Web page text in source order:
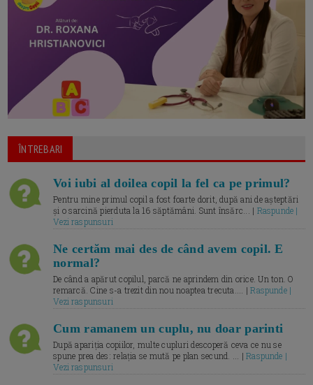
ÎNTREBARI
Voi iubi al doilea copil la fel ca pe primul?
Pentru mine primul copil a fost foarte dorit, după ani de așteptări
și o sarcină pierduta la 16 săptămâni. Sunt însărc... | Raspunde |
Vezi raspunsuri
Ne certăm mai des de când avem copil. E
normal?
De când a apărut copilul, parcă ne aprindem din orice. Un ton. O
remarcă. Cine s-a trezit din nou noaptea trecuta.... |Raspunde |
Vezi raspunsuri
Cum ramanem un cuplu, nu doar parinti
După apariția copiilor, multe cupluri descoperă ceva ce nu se
spune prea des: relația se mută pe plan secund. ... |Raspunde |
Vezi raspunsuri